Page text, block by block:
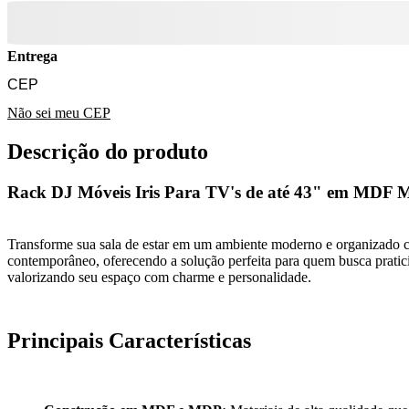
Entrega
Não sei meu CEP
Descrição do produto
Rack DJ Móveis Iris Para TV's de até 43" em MDF
Transforme sua sala de estar em um ambiente moderno e
contemporâneo, oferecendo a solução perfeita para quem busca
valorizando seu espaço com charme e personalidade.
Principais Características